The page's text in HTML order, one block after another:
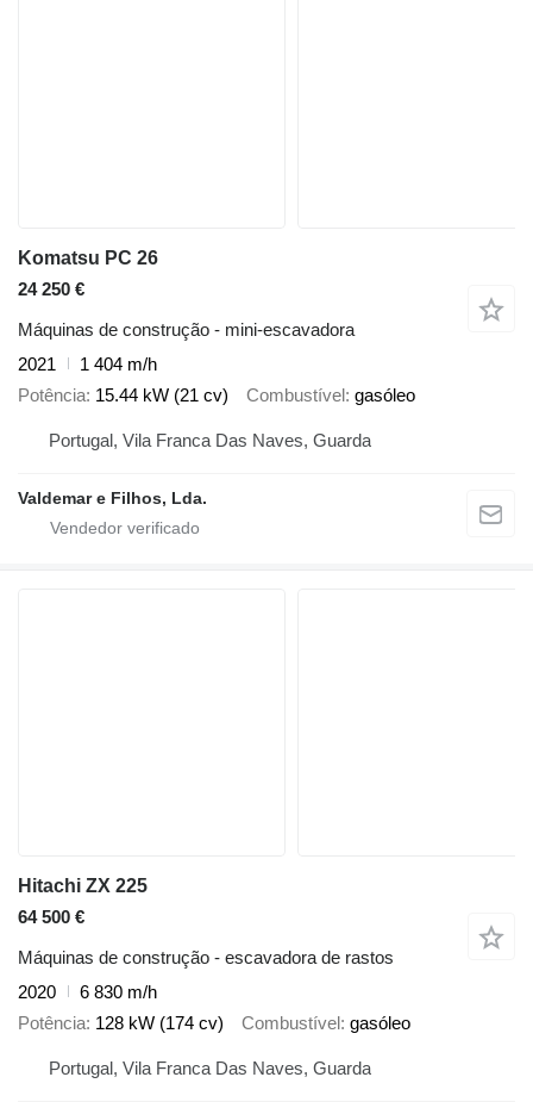
Komatsu PC 26
24 250 €
Máquinas de construção - mini-escavadora
2021
1 404 m/h
Potência 15.44 kW (21 cv) Combustível gasóleo
Portugal, Vila Franca Das Naves, Guarda
Valdemar e Filhos, Lda.
Hitachi ZX 225
64 500 €
Máquinas de construção - escavadora de rastos
2020
6 830 m/h
Potência 128 kW (174 cv) Combustível gasóleo
Portugal, Vila Franca Das Naves, Guarda